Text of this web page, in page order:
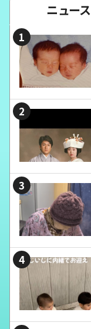
ニュース